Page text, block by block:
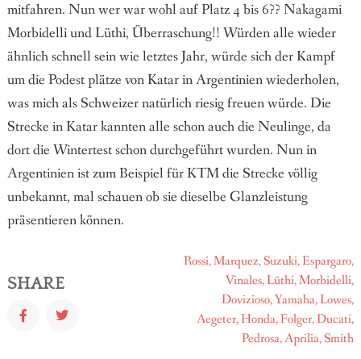
mitfahren. Nun wer war wohl auf Platz 4 bis 6?? Nakagami
Morbidelli und Lüthi, Überraschung!! Würden alle wieder
ähnlich schnell sein wie letztes Jahr, würde sich der Kampf
um die Podest plätze von Katar in Argentinien wiederholen,
was mich als Schweizer natürlich riesig freuen würde. Die
Strecke in Katar kannten alle schon auch die Neulinge, da
dort die Wintertest schon durchgeführt wurden. Nun in
Argentinien ist zum Beispiel für KTM die Strecke völlig
unbekannt, mal schauen ob sie dieselbe Glanzleistung
präsentieren können.
SHARE
Rossi,Marquez,Suzuki,Espargaro,
Vinales,Lüthi,Morbidelli,
Dovizioso,Yamaha,Lowes,
Aegeter,Honda,Folger,Ducati,
Pedrosa,Aprilia,Smith